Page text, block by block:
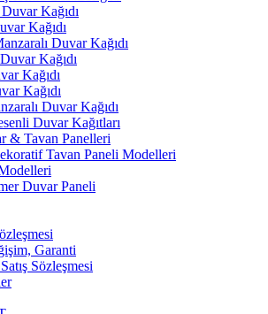
Kağıdı
Kağıdı
Duvar Kağıdı
Kağıdı
Kağıdı
Kağıdı
Duvar Kağıdı
Duvar Kağıtları
& Tavan Panelleri
Tavan Paneli Modelleri
Duvar Paneli
Garanti
Sözleşmesi